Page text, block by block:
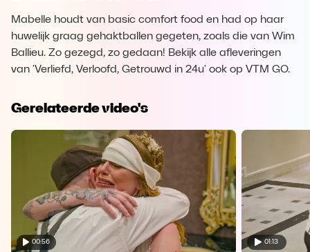
Mabelle houdt van basic comfort food en had op haar
huwelijk graag gehaktballen gegeten, zoals die van Wim
Ballieu. Zo gezegd, zo gedaan! Bekijk alle afleveringen
van 'Verliefd, Verloofd, Getrouwd in 24u' ook op VTM GO.
Gerelateerde video's
00:56 01:13